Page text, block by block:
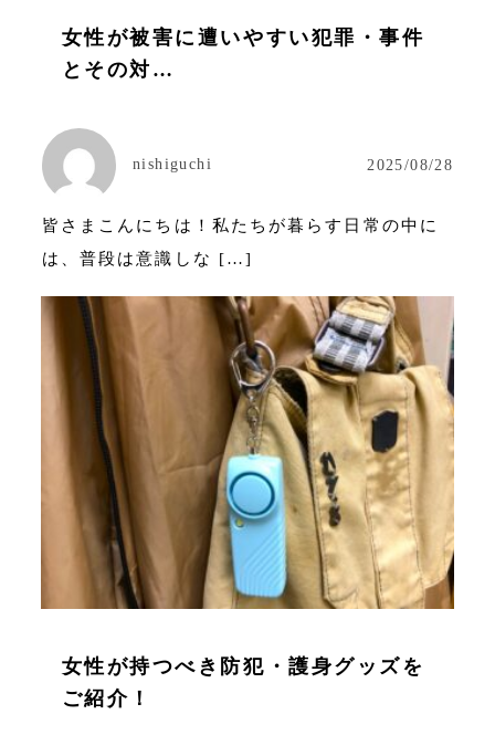
女性が被害に遭いやすい犯罪・事件
とその対…
nishiguchi 2025/08/28
皆さまこんにちは！私たちが暮らす日常の中に
は、普段は意識しな […]
女性が持つべき防犯・護身グッズを
ご紹介！